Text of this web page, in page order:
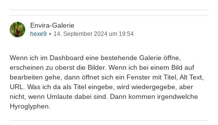
Envira-Galerie
hexe9 14. September 2024 um 19:54
Wenn ich im Dashboard eine bestehende Galerie öffne,
erscheinen zu oberst die Bilder. Wenn ich bei einem Bild auf
bearbeiten gehe, dann öffnet sich ein Fenster mit Titel, Alt Text,
URL. Was ich da als Titel eingebe, wird wiedergegebe, aber
nicht, wenn Umlaute dabei sind. Dann kommen irgendwelche
Hyroglyphen.